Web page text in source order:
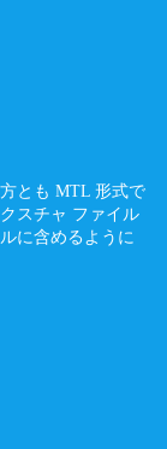
とも MTL 形式で
スチャ ファイル
に含めるように